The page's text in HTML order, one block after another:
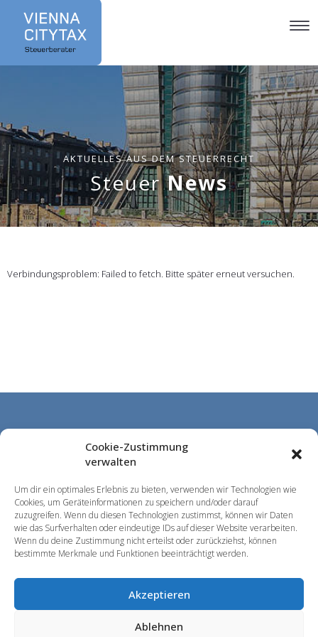
Cookie-Zustimmung
verwalten
Um dir ein optimales Erlebnis zu bieten, verwenden wir Technologien wie
Cookies, um Geräteinformationen zu speichern und/oder darauf
zuzugreifen. Wenn du diesen Technologien zustimmst, können wir Daten
wie das Surfverhalten oder eindeutige IDs auf dieser Website verarbeiten.
Wenn du deine Zustimmung nicht erteilst oder zurückziehst, können
bestimmte Merkmale und Funktionen beeinträchtigt werden.
Akzeptieren
Ablehnen
AKTUELLES AUS DEM STEUERRECHT
SteuerNews
Verbindungsproblem: Failed to fetch. Bitte später erneut versuchen.
Lageplan & Anfahrt
Impressum & Datenschutz
Disclaimer
AABs